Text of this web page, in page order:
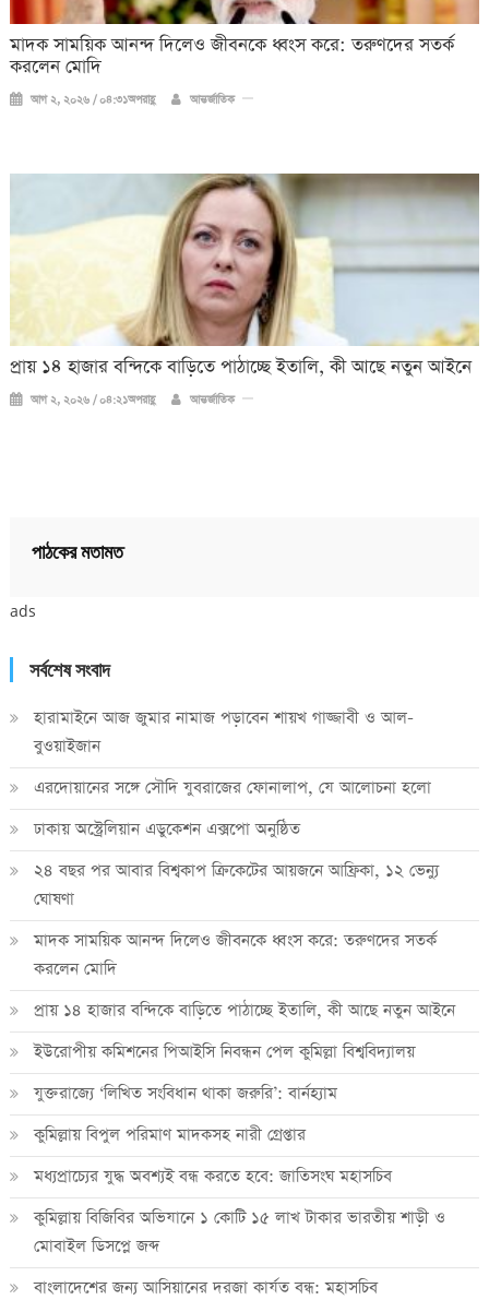
মাদক সাময়িক আনন্দ দিলেও জীবনকে ধ্বংস করে: তরুণদের সতর্ক
করলেন মোদি
আগ ২, ২০২৬ / ০৪:৩১অপরাহ্ণ আন্তর্জাতিক
প্রায় ১৪ হাজার বন্দিকে বাড়িতে পাঠাচ্ছে ইতালি, কী আছে নতুন আইনে
আগ ২, ২০২৬ / ০৪:২১অপরাহ্ণ আন্তর্জাতিক
পাঠকের মতামত
ads
সর্বশেষ সংবাদ
হারামাইনে আজ জুমার নামাজ পড়াবেন শায়খ গাজ্জাবী ও আল-
বুওয়াইজান
এরদোয়ানের সঙ্গে সৌদি যুবরাজের ফোনালাপ, যে আলোচনা হলো
ঢাকায় অস্ট্রেলিয়ান এডুকেশন এক্সপো অনুষ্ঠিত
২৪ বছর পর আবার বিশ্বকাপ ক্রিকে‌টের আয়জনে আফ্রিকা, ১২ ভেন্যু
ঘোষণা
মাদক সাময়িক আনন্দ দিলেও জীবনকে ধ্বংস করে: তরুণদের সতর্ক
করলেন মোদি
প্রায় ১৪ হাজার বন্দিকে বাড়িতে পাঠাচ্ছে ইতালি, কী আছে নতুন আইনে
ইউরোপীয় কমিশনের পিআইসি নিবন্ধন পেল কুমিল্লা বিশ্ববিদ্যালয়
যুক্তরাজ্যে ‘লিখিত সংবিধান থাকা জরুরি’: বার্নহ্যাম
কুমিল্লায় বিপুল পরিমাণ মাদকসহ নারী গ্রেপ্তার
মধ্যপ্রাচ্যের যুদ্ধ অবশ্যই বন্ধ করতে হবে: জাতিসংঘ মহাসচিব
কুমিল্লায় বিজিবির অভিযানে ১ কোটি ১৫ লাখ টাকার ভারতীয় শাড়ী ও
মোবাইল ডিসপ্লে জব্দ
বাংলাদেশের জন্য আসিয়ানের দরজা কার্যত বন্ধ: মহাসচিব